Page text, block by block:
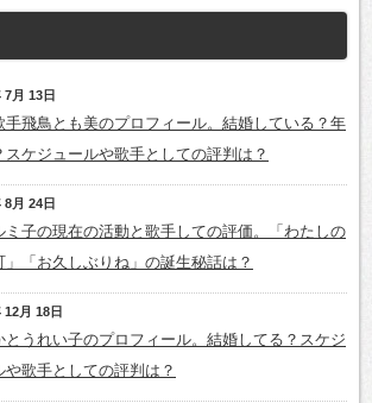
7月 13日
手飛鳥とも美のプロフィール。結婚している？年
スケジュールや歌手としての評判は？
8月 24日
ミ子の現在の活動と歌手しての評価。「わたしの
」「お久しぶりね」の誕生秘話は？
12月 18日
とうれい子のプロフィール。結婚してる？スケジ
や歌手としての評判は？